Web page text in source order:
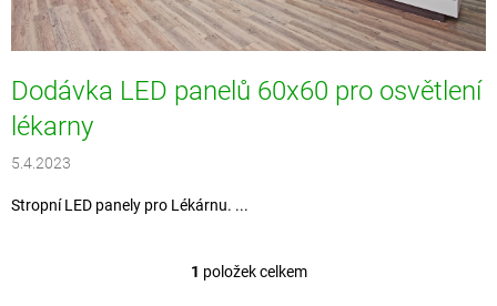
Dodávka LED panelů 60x60 pro osvětlení
lékarny
5.4.2023
Stropní LED panely pro Lékárnu. ...
Ovládací prvky výpisu
1 položek celkem